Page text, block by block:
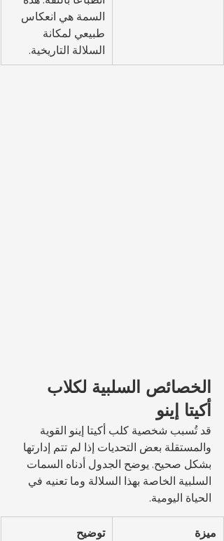
السمة هي انعكاس
طبيعي لمكانة
السلالة التاريخية.
الخصائص السلبية لكلاب
أكيتا إينو
قد تُسبب شخصية كلب أكيتا إينو القوية
والمستقلة بعض التحديات إذا لم تتم إدارتها
بشكل صحيح. يوضح الجدول أدناه السمات
السلبية الخاصة بهذا السلالة وما تعنيه في
الحياة اليومية.
ميزة توضيح